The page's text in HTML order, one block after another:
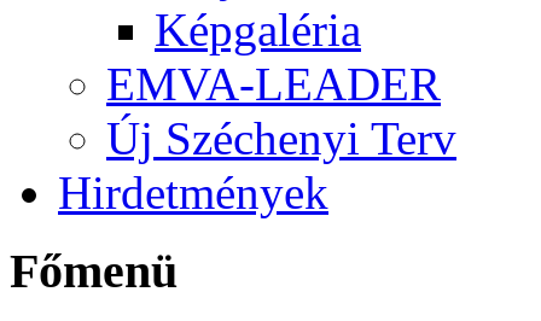
Képgaléria
EMVA-LEADER
Új Széchenyi Terv
Hirdetmények
Főmenü